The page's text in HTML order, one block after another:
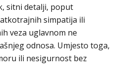
sitni detalji, poput
simpatija ili
veza uglavnom ne
odnosa. Umjesto toga,
ili nesigurnost bez